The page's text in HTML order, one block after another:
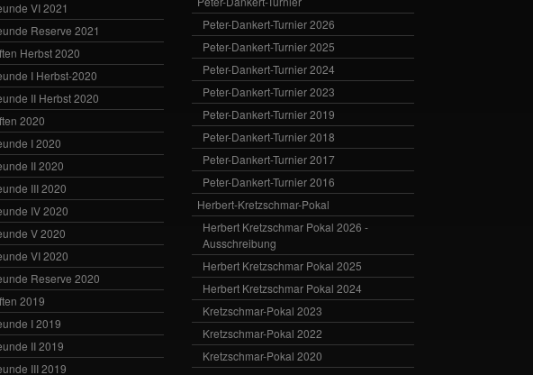
VI 2021
Reserve 2021
Herbst 2020
I Herbst-2020
II Herbst 2020
2020
I 2020
II 2020
III 2020
IV 2020
V 2020
VI 2020
Reserve 2020
2019
I 2019
II 2019
III 2019
Peter-Dankert-Turnier 2026
Peter-Dankert-Turnier 2025
Peter-Dankert-Turnier 2024
Peter-Dankert-Turnier 2023
Peter-Dankert-Turnier 2019
Peter-Dankert-Turnier 2018
Peter-Dankert-Turnier 2017
Peter-Dankert-Turnier 2016
Herbert-Kretzschmar-Pokal
Herbert Kretzschmar Pokal 2026 -
Ausschreibung
Herbert Kretzschmar Pokal 2025
Herbert Kretzschmar Pokal 2024
Kretzschmar-Pokal 2023
Kretzschmar-Pokal 2022
Kretzschmar-Pokal 2020